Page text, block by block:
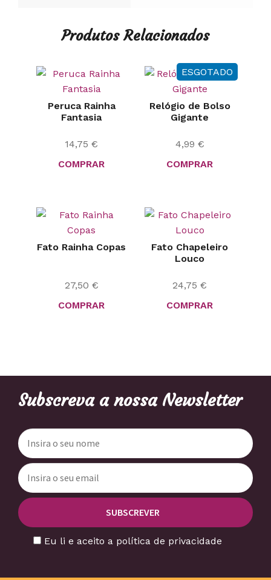
Produtos Relacionados
Peruca Rainha
Fantasia
14,75 €
COMPRAR
ESGOTADO
Relógio de Bolso
Gigante
4,99 €
COMPRAR
Fato Rainha Copas
27,50 €
COMPRAR
Fato Chapeleiro
Louco
24,75 €
COMPRAR
Subscreva a nossa Newsletter
Eu li e aceito a política de privacidade